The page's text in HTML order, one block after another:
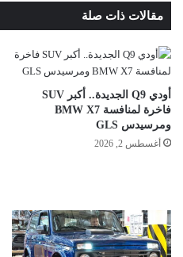
مقالات ذات صلة
أودي Q9 الجديدة.. أكبر SUV
فاخرة لمنافسة BMW X7
ومرسيدس GLS
أغسطس 2, 2026